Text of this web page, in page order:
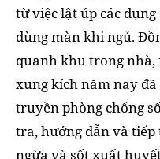
từ việc lật úp các
dùng màn khi ngủ.
quanh khu trong
xung kích năm nay
truyền phòng chống
tra, hướng dẫn và
ngừa và sốt xuất